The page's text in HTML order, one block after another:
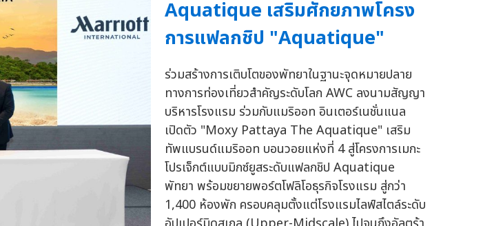
Aquatique เสริมศักยภาพโครง
การแฟลกชิป "Aquatique"
ร่วมสร้างการเติบโตของพัทยาในฐานะจุดหมายปลาย
ทางการท่องเที่ยวสำคัญระดับโลก AWC ลงนามสัญญา
บริหารโรงแรม ร่วมกับแมริออท อินเตอร์เนชั่นแนล
เปิดตัว "Moxy Pattaya The Aquatique" เสริม
ทัพแบรนด์แมริออท บอนวอยแห่งที่ 4 สู่โครงการเมกะ
โปรเจ็กต์แบบมิกซ์ยูสระดับแฟลกชิป Aquatique
พัทยา พร้อมขยายพอร์ตโฟลิโอธุรกิจโรงแรม สู่กว่า
1,400 ห้องพัก ครอบคลุมตั้งแต่โรงแรมไลฟ์สไตล์ระดับ